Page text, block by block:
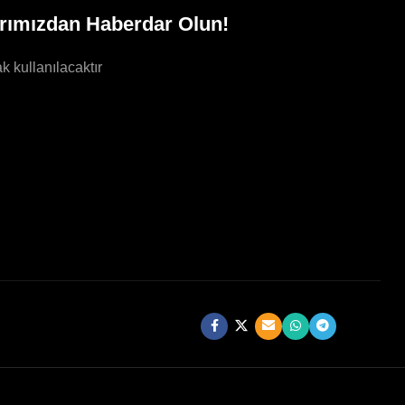
Haberdar Olun!
kullanılacaktır